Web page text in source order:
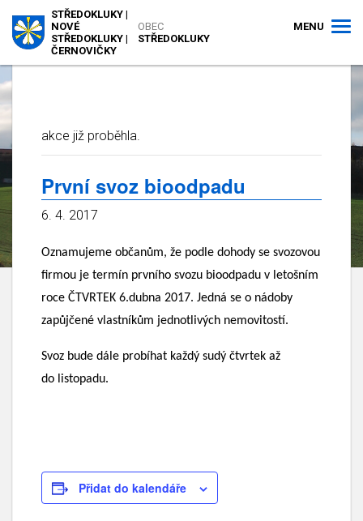
OBEC
STŘEDOKLUKY
STŘEDOKLUKY |
NOVÉ
STŘEDOKLUKY |
ČERNOVIČKY
MENU
akce již proběhla.
První svoz bioodpadu
6. 4. 2017
Oznamujeme občanům, že podle dohody se svozovou
firmou je termín prvního svozu bioodpadu v letošním
roce ČTVRTEK 6.dubna 2017. Jedná se o nádoby
zapůjčené vlastníkům jednotlivých nemovitostí.
Svoz bude dále probíhat každý sudý čtvrtek až
do listopadu.
Přidat do kalendáře